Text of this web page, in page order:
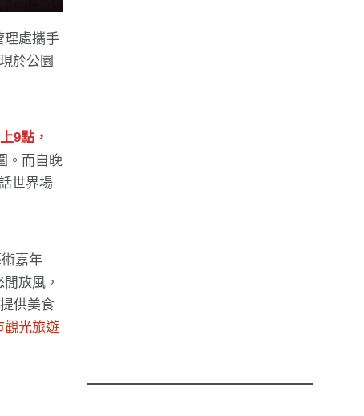
理處攜手
於公園
9點，
。而自晚
世界場
嘉年
放風，
供美食
觀光旅遊